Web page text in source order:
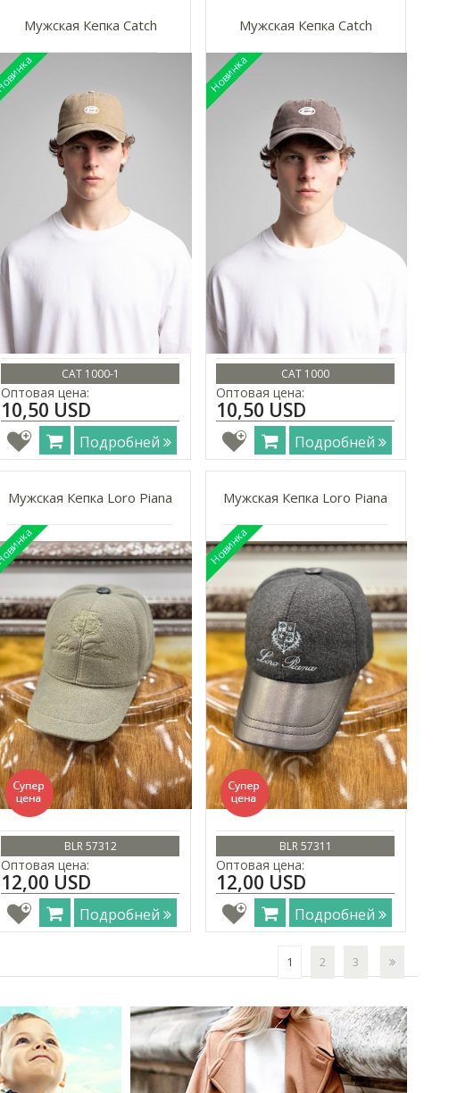
Мужская Кепка Catch
CAT 1000-1
Оптовая цена:
10,50 USD
Подробней
Мужская Кепка Catch
CAT 1000
Оптовая цена:
10,50 USD
Подробней
Мужская Кепка Loro Piana
BLR 57312
Оптовая цена:
12,00 USD
Подробней
Мужская Кепка Loro Piana
BLR 57311
Оптовая цена:
12,00 USD
Подробней
1 2 3